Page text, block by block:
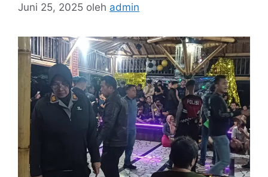
Juni 25, 2025 oleh admin